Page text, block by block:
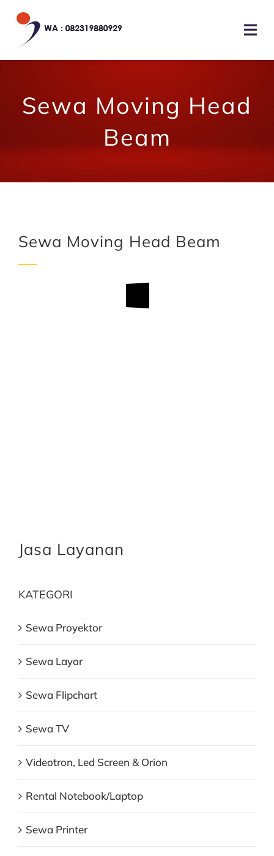
content
TENTANG KAMI
GALERI
Sewa Moving Head
Beam
Sewa Moving Head Beam
Jasa Layanan
KATEGORI
Sewa Proyektor
Sewa Layar
Sewa Flipchart
Sewa TV
Videotron, Led Screen & Orion
Rental Notebook/Laptop
Sewa Printer